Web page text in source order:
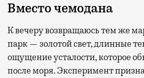
Вместо чемодана
К вечеру возвращаюсь тем же
парк — золотой свет, длинные
ощущение усталости, которое
после моря. Эксперимент